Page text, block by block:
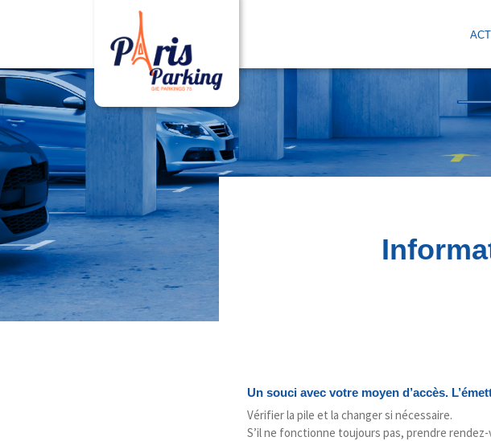
Un souci avec votre moyen d’accès.
Vérifier la pile et la changer si nécessaire.
S’il ne fonctionne toujours pas, prendre